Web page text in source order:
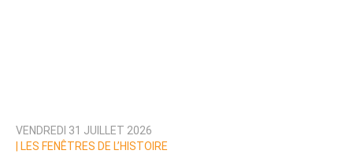
VENDREDI 31 JUILLET 2026
LES FENÊTRES DE L’HISTOIRE